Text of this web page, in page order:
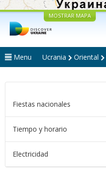
MOSTRAR MAPA
Menu Ucrania Oriental
Fiestas nacionales
Tiempo y horario
Electricidad